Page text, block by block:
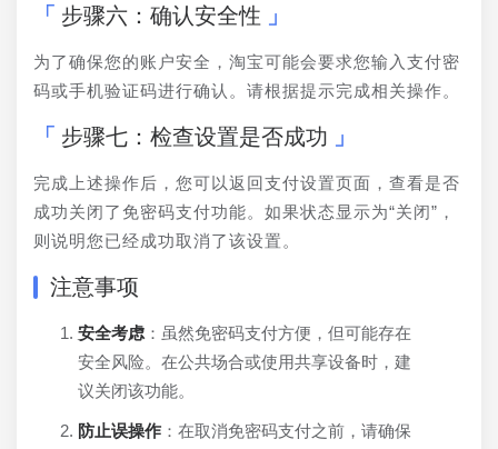
步骤六：确认安全性
为了确保您的账户安全，淘宝可能会要求您输入支付密
码或手机验证码进行确认。请根据提示完成相关操作。
步骤七：检查设置是否成功
完成上述操作后，您可以返回支付设置页面，查看是否
成功关闭了免密码支付功能。如果状态显示为“关闭”，
则说明您已经成功取消了该设置。
注意事项
安全考虑 ：虽然免密码支付方便，但可能存在
安全风险。在公共场合或使用共享设备时，建
议关闭该功能。
防止误操作 ：在取消免密码支付之前，请确保